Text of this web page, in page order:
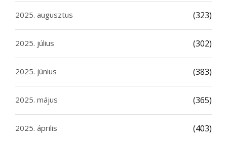
2025. augusztus (323)
2025. július (302)
2025. június (383)
2025. május (365)
2025. április (403)